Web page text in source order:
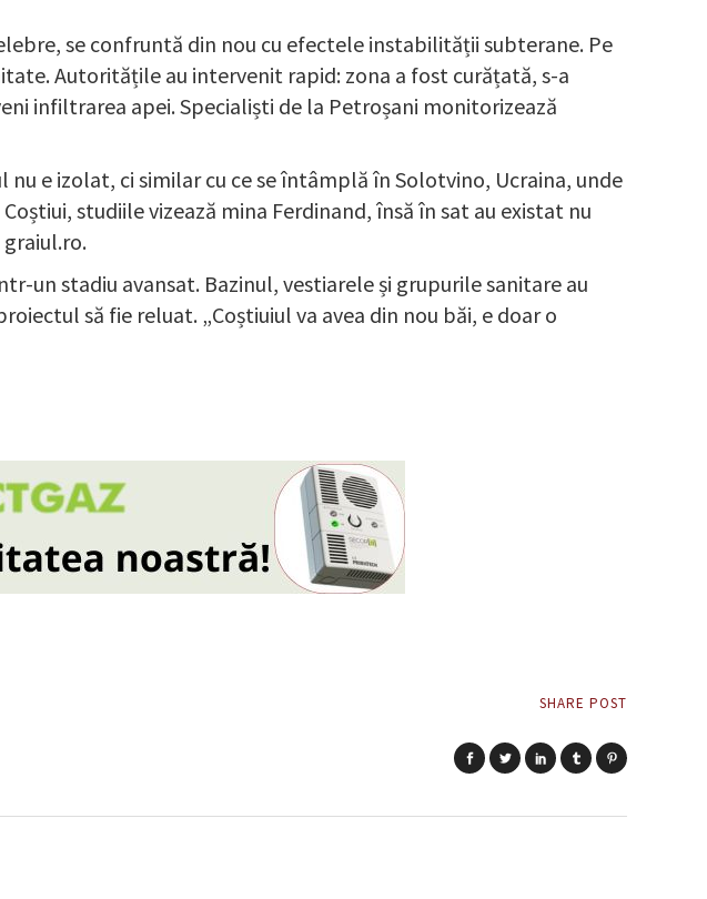
se confruntă din nou cu efectele instabilității subterane. Pe
Autoritățile au intervenit rapid: zona a fost curățată, s-a
infiltrarea apei. Specialiști de la Petroșani monitorizează
e izolat, ci similar cu ce se întâmplă în Solotvino, Ucraina, unde
studiile vizează mina Ferdinand, însă în sat au existat nu
stadiu avansat. Bazinul, vestiarele și grupurile sanitare au
să fie reluat. „Coștiuiul va avea din nou băi, e doar o
SHARE POST